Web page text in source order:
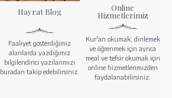
Hayrat Blog
Faaliyet gösterdiğimiz
alanlarda yazdığımız
bilgilendirici yazılarımızı
buradan takip edebilirsiniz.
Online
Hizmetlerimiz
Kur'an okumak, dinlemek
ve öğrenmek için ayrıca
meal ve tefsir okumak için
online hizmetlerimizden
faydalanabilirsiniz.